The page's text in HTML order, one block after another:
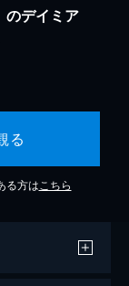
のデイミア
る
る方は こちら